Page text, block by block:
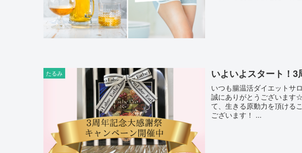
たるみ いよいよスタート！3
いつも腸温活ダイエットサ
誠にありがとうございます☆ 毎日沢山の素敵なお客様ばかりに囲
て、生きる原動力を頂ける
ございます！ ...